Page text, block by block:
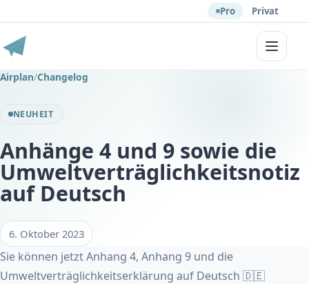
Pro Privat
Menü
Airplan/Changelog
NEUHEIT
Anhänge 4 und 9 sowie die
Umweltverträglichkeitsnotiz
auf Deutsch
6. Oktober 2023
Sie können jetzt Anhang 4, Anhang 9 und die
Umweltverträglichkeitserklärung auf Deutsch 🇩🇪